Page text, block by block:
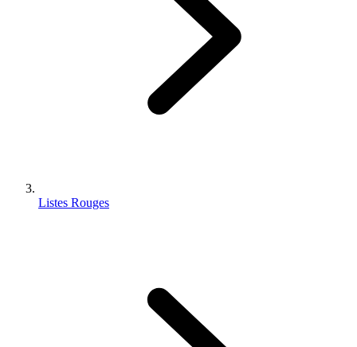
Listes Rouges